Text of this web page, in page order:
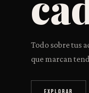
Todo sobre tus
que marcan